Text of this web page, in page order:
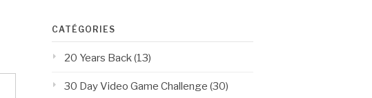
CATÉGORIES
20 Years Back (13)
30 Day Video Game Challenge (30)